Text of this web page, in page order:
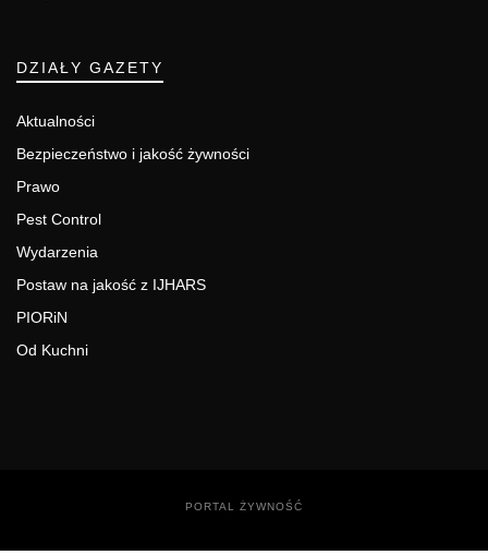
DZIAŁY GAZETY
Aktualności
Bezpieczeństwo i jakość żywności
Prawo
Pest Control
Wydarzenia
Postaw na jakość z IJHARS
PIORiN
Od Kuchni
PORTAL ŻYWNOŚĆ